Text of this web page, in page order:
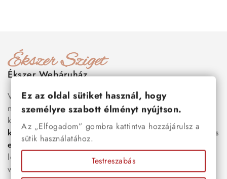
Ékszer Webáruház
Válogass több száz prémium minőségű, stílusos és tartós
nemesacél ékszer és orvosi fém ékszer közül, amelyek
között megtalálhatók a legnépszerűbb darabok is:
karkötők, nőinyakláncok,karikagyűrűk,fülbevalók
és
esküvői kiegészítőkegyaránt. Webáruházunkban a
legújabb trendeket követő, mégis időtálló ékszerek közül
választhatsz – legyen szó ajándékról, mindennapi
Ez az oldal sütiket használ, hogy
személyre szabott élményt nyújtson.
Az „Elfogadom” gombra kattintva hozzájárulsz a
sütik használatához.
Testreszabás